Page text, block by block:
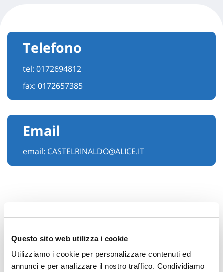
Questo sito web utilizza i cookie
Utilizziamo i cookie per personalizzare contenuti ed
annunci e per analizzare il nostro traffico. Condividiamo
Telefono
tel: 0172694812
fax: 0172657385
Email
email: CASTELRINALDO@ALICE.IT